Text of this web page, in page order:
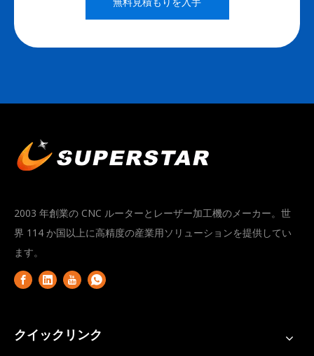
2003 年創業の CNC ルーターとレーザー加工機のメーカー。世
界 114 か国以上に高精度の産業用ソリューションを提供してい
ます。
クイックリンク